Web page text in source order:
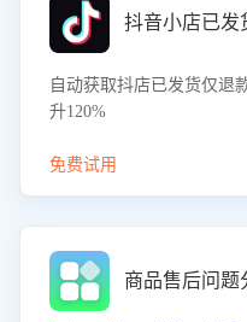
自动获取抖店已发货仅退
升120%
免费试用
商品售后问题